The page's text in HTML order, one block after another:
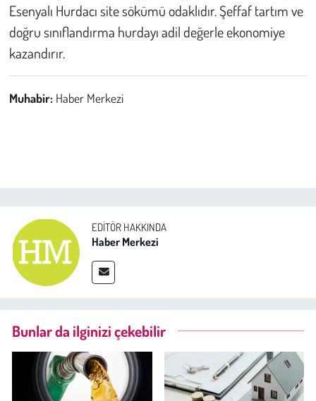
Esenyalı Hurdacı site sökümü odaklıdır. Şeffaf tartım ve
doğru sınıflandırma hurdayı adil değerle ekonomiye
kazandırır.
Muhabir: Haber Merkezi
EDITÖR HAKKINDA
Haber Merkezi
Bunlar da ilginizi çekebilir